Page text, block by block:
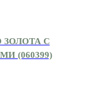
ЗОЛОТА С
(060399)